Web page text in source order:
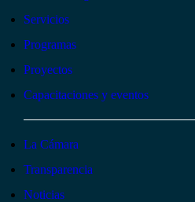
Servicios
Programas
Proyectos
Capacitaciones y eventos
La Cámara
Transparencia
Noticias